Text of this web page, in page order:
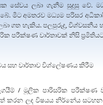
සේවය ලබා ගැනීම සුදුසු වේ.
මීට අමතරව මධ්‍යම පරිසර
ගත හැකිය. පලපුරුදු,
පරීක්ෂණ වාර්තාවක් නිසි
සහ වාර්තාව විශ්ලේෂණය කිරීම
/ මූලික පාරිසරික පරීක්ෂණ
ලද විෂයය නිර්නේය සටහන